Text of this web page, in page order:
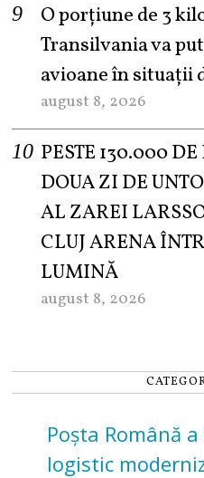
O porțiune de 3
Transilvania va
avioane în situații
august 8, 2026
PESTE 130.000
DOUA ZI DE
AL ZAREI
CLUJ ARENA
LUMINĂ
august 8, 2026
Poșta Română
logistic